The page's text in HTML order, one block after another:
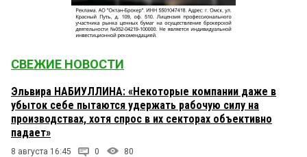
СВЕЖИЕ НОВОСТИ
Эльвира НАБИУЛЛИНА: «Некоторые компании даже в
убыток себе пытаются удержать рабочую силу на
производствах, хотя спрос в их секторах объективно
падает»
8 августа 16:45 0 80